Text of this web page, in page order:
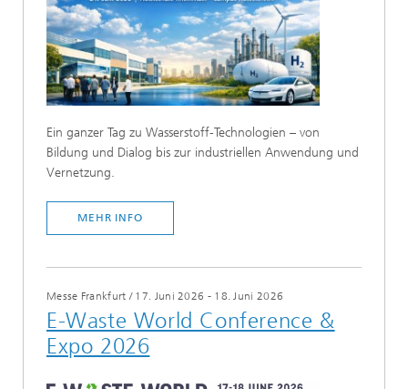
Ein ganzer Tag zu Wasserstoff-Technologien – von
Bildung und Dialog bis zur industriellen Anwendung und
Vernetzung.
MEHR INFO
Messe Frankfurt / 17. Juni 2026 - 18. Juni 2026
E-Waste World Conference &
Expo 2026